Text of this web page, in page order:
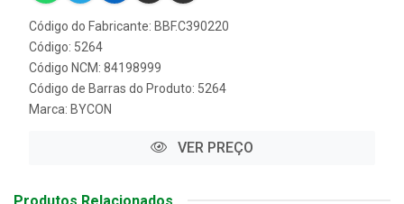
Código do Fabricante: BBF.C390220
Código: 5264
Código NCM: 84198999
Código de Barras do Produto: 5264
Marca: BYCON
VER PREÇO
Produtos Relacionados